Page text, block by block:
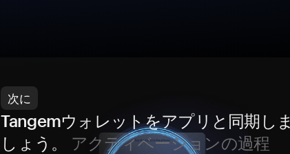
次に
Tangemウォレットをアプリと同期しま
しょう。
アクティベーションの過程